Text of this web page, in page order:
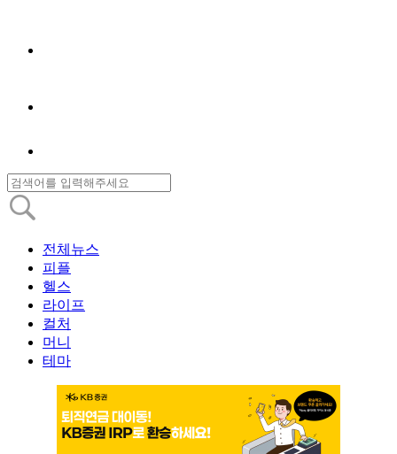
전체뉴스
피플
헬스
라이프
컬처
머니
테마